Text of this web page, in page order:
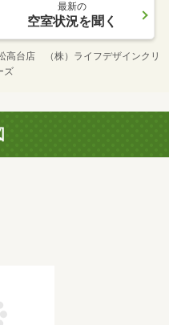
最新の
空室状況を聞く
高台店 （株）ライフデザインクリ
ズ